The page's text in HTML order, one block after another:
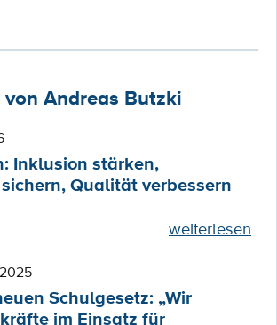
Andreas Butzki
Inklusion stärken,
Qualität verbessern
weiterlesen
Schulgesetz: „Wir
im Einsatz für